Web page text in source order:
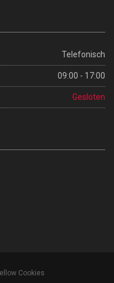
Telefonisch
09:00 - 17:00
Gesloten
Cookies